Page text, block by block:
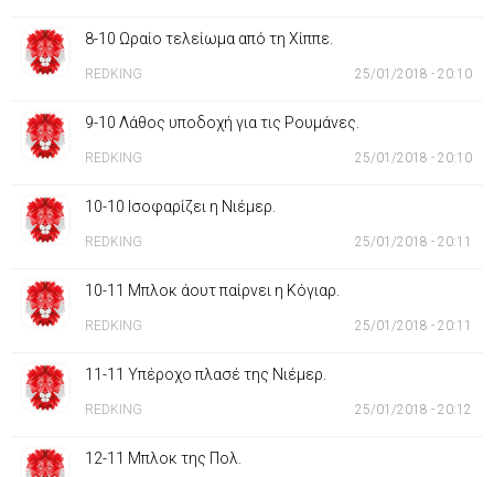
8-10 Ωραίο τελείωμα από τη Χίππε.
REDKING 25/01/2018 - 20:10
9-10 Λάθος υποδοχή για τις Ρουμάνες.
REDKING 25/01/2018 - 20:10
10-10 Ισοφαρίζει η Νιέμερ.
REDKING 25/01/2018 - 20:11
10-11 Μπλοκ άουτ παίρνει η Κόγιαρ.
REDKING 25/01/2018 - 20:11
11-11 Υπέροχο πλασέ της Νιέμερ.
REDKING 25/01/2018 - 20:12
12-11 Μπλοκ της Πολ.